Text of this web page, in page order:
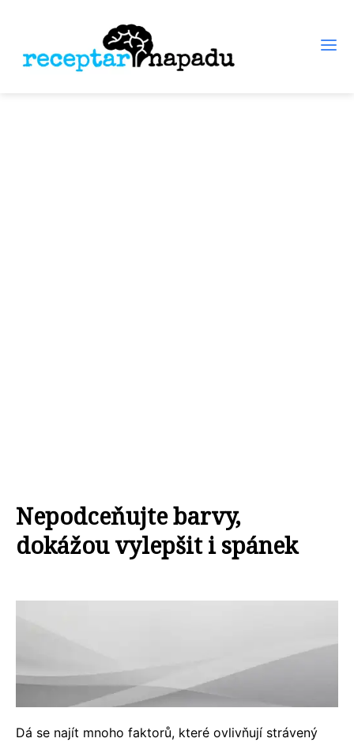
Nepodceňujte barvy,
dokážou vylepšit i spánek
Dá se najít mnoho faktorů, které ovlivňují strávený